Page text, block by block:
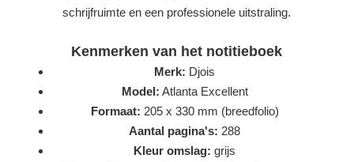
schrijfruimte en een professionele uitstraling.
Kenmerken van het notitieboek
Merk: Djois
Model: Atlanta Excellent
Formaat: 205 x 330 mm (breedfolio)
Aantal pagina's: 288
Kleur omslag: grijs